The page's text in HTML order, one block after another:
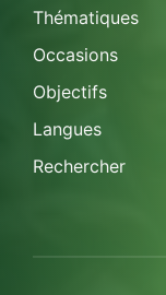
Thématiques
Occasions
Objectifs
Langues
Rechercher